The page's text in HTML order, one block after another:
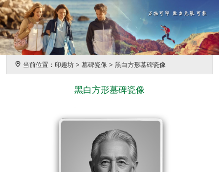
当前位置： 印趣坊 >墓碑瓷像 >黑白方形墓碑瓷像
黑白方形墓碑瓷像